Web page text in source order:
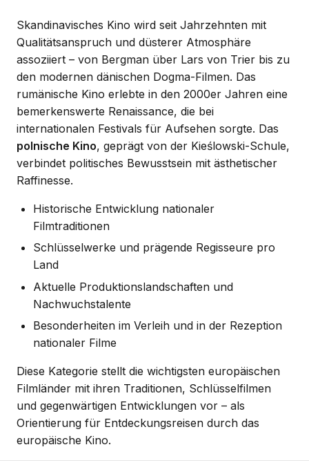
Skandinavisches Kino wird seit Jahrzehnten mit
Qualitätsanspruch und düsterer Atmosphäre
assoziiert – von Bergman über Lars von Trier bis zu
den modernen dänischen Dogma-Filmen. Das
rumänische Kino erlebte in den 2000er Jahren eine
bemerkenswerte Renaissance, die bei
internationalen Festivals für Aufsehen sorgte. Das
polnische Kino, geprägt von der Kieślowski-Schule,
verbindet politisches Bewusstsein mit ästhetischer
Raffinesse.
Historische Entwicklung nationaler
Filmtraditionen
Schlüsselwerke und prägende Regisseure pro
Land
Aktuelle Produktionslandschaften und
Nachwuchstalente
Besonderheiten im Verleih und in der Rezeption
nationaler Filme
Diese Kategorie stellt die wichtigsten europäischen
Filmländer mit ihren Traditionen, Schlüsselfilmen
und gegenwärtigen Entwicklungen vor – als
Orientierung für Entdeckungsreisen durch das
europäische Kino.